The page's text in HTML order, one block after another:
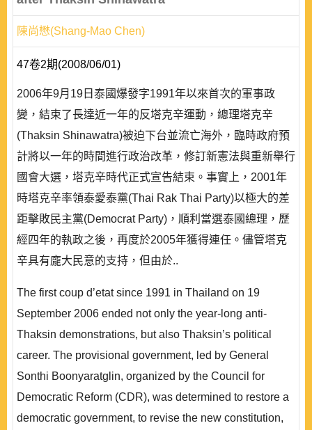
陳尚懋(Shang-Mao Chen)
47卷2期(2008/06/01)
2006年9月19日泰國爆發字1991年以來首次的軍事政
變，結束了長達近一年的反塔克辛運動，總理塔克辛
(Thaksin Shinawatra)被迫下台並流亡海外，臨時政府預
計將以一年的時間進行政治改革，修訂新憲法與重新舉行
國會大選，塔克辛時代正式宣告結束。事實上，2001年
時塔克辛率領泰愛泰黨(Thai Rak Thai Party)以極大的差
距擊敗民主黨(Democrat Party)，順利當選泰國總理，歷
經四年的執政之後，再度於2005年獲得連任。儘管塔克
辛具有龐大民意的支持，但由於..
The first coup d’etat since 1991 in Thailand on 19
September 2006 ended not only the year-long anti-
Thaksin demonstrations, but also Thaksin’s political
career. The provisional government, led by General
Sonthi Boonyaratglin, organized by the Council for
Democratic Reform (CDR), was determined to restore a
democratic government, to revise the new constitution,